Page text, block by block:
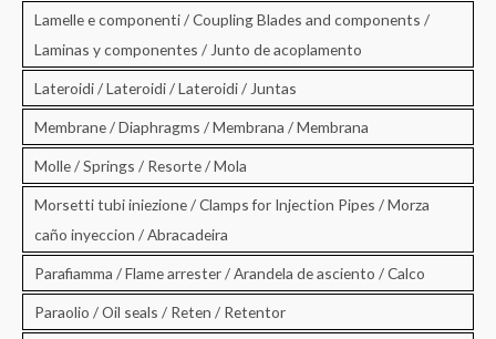
Lamelle e componenti / Coupling Blades and components /
Laminas y componentes / Junto de acoplamento
Lateroidi / Lateroidi / Lateroidi / Juntas
Membrane / Diaphragms / Membrana / Membrana
Molle / Springs / Resorte / Mola
Morsetti tubi iniezione / Clamps for Injection Pipes / Morza
caño inyeccion / Abracadeira
Parafiamma / Flame arrester / Arandela de asciento / Calco
Paraolio / Oil seals / Reten / Retentor